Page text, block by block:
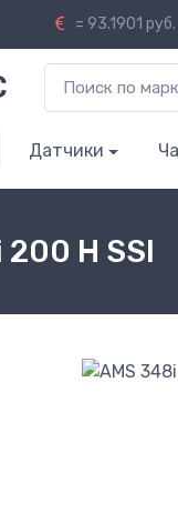
= 93.1901 руб.
Датчики
H SSI